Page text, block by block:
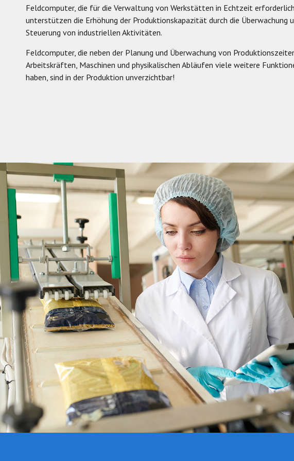
Feldcomputer, die für die Verwaltung von Werkstätten in Echtzeit
unterstützen die Erhöhung der Produktionskapazität durch die Überwachung
Steuerung von industriellen Aktivitäten.
Feldcomputer, die neben der Planung und Überwachung von
Arbeitskräften, Maschinen und physikalischen Abläufen viele weitere
haben, sind in der Produktion unverzichtbar!